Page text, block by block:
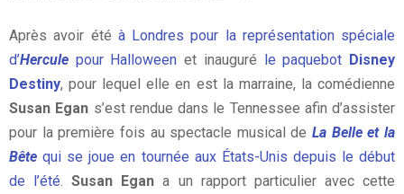
Après avoir été à Londres pour la représentation spéciale
d’Hercule pour Halloween et inauguré le paquebot Disney
Destiny, pour lequel elle en est la marraine, la comédienne
Susan Egan s’est rendue dans le Tennessee afin d’assister
pour la première fois au spectacle musical deLa Belle et la
Bête qui se joue en tournée aux États-Unis depuis le début
de l’été .Susan Egan a un rapport particulier avec cette